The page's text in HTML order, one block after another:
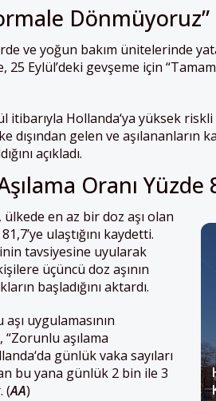
Dönmüyoruz”
ve yoğun bakım ünitelerinde
Eylül’deki gevşeme için
itibarıyla Hollanda‘ya yüksek
dışından gelen ve aşılananların
açıkladı.
Oranı Yüzde
ülkede en az bir doz aşı olan
ulaştığını kaydetti.
tavsiyesine uyularak
üçüncü doz aşının
başladığını aktardı.
uygulamasının
“Zorunlu aşılama
‘da günlük vaka sayıları
bu yana günlük 2 bin ile 3
(AA)